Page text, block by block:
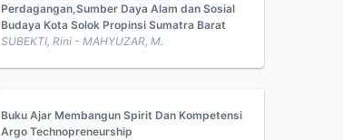
Perdagangan,Sumber Daya Alam dan Sosial
Budaya Kota Solok Propinsi Sumatra Barat
SUBEKTI, Rini - MAHYUZAR, M.
Buku Ajar Membangun Spirit Dan Kompetensi
Argo Technopreneurship